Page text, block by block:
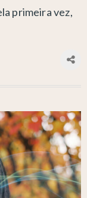
primeira vez,